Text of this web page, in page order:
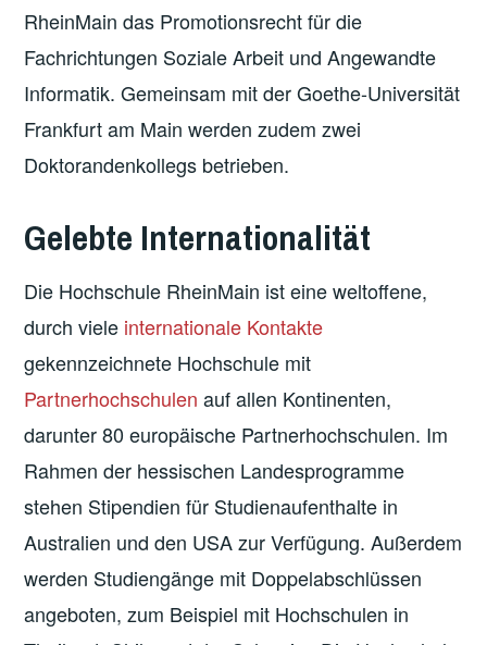
RheinMain das Promotionsrecht für die
Fachrichtungen Soziale Arbeit und Angewandte
Informatik. Gemeinsam mit der Goethe-Universität
Frankfurt am Main werden zudem zwei
Doktorandenkollegs betrieben.
Gelebte Internationalität
Die Hochschule RheinMain ist eine weltoffene,
durch viele internationale Kontakte
gekennzeichnete Hochschule mit
Partnerhochschulen auf allen Kontinenten,
darunter 80 europäische Partnerhochschulen. Im
Rahmen der hessischen Landesprogramme
stehen Stipendien für Studienaufenthalte in
Australien und den USA zur Verfügung. Außerdem
werden Studiengänge mit Doppelabschlüssen
angeboten, zum Beispiel mit Hochschulen in